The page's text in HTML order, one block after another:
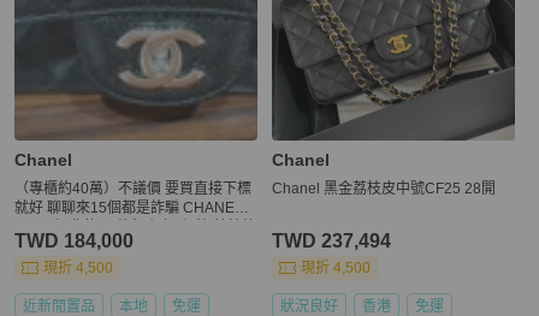
Chanel
（專櫃約40萬）不議價 要買直接下標
就好 聊聊來15個都是詐騙 CHANEL
法國 保卡26開頭
TWD 184,000
現折 4,500
近新閒置品 本地 免運
Chanel
Chanel 黑金荔枝皮中號CF25 28開
TWD 237,494
現折 4,500
狀況良好 香港 免運